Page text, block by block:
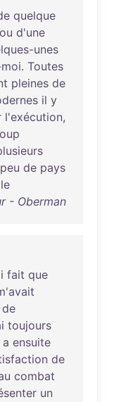
quelque
ou d'une
unes
. Toutes
pleines de
il y
l'exécution,
peu de pays
- Oberman
fait que
de
toujours
a ensuite
de
combat
un